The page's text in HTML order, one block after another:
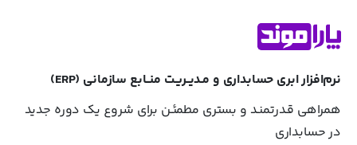
نرم‌افزار ابری حسابداری و مـدیــریـت منــابع سازمانی (ERP)
همراهی قـدرتمنـد و بستری مطمئـن برای شروع یک دوره جدید
در حسابداری